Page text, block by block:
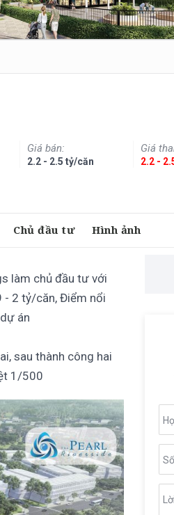
Giá bán:
2.2 - 2.5 tỷ/căn
Giá
2.2 -
Chủ đầu tư Hình ảnh
làm chủ đầu tư với
- 2 tỷ/căn, Điểm nổi
án
sau thành công hai
1/500